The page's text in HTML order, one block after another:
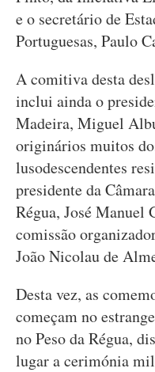
e o secretário de
Portuguesas, Paulo
A comitiva desta
inclui ainda o
Madeira, Miguel
originários muitos
lusodescendentes
presidente da
Régua, José Manuel
comissão
João Nicolau de
Desta vez, as
começam no
no Peso da Régua,
lugar a cerimónia